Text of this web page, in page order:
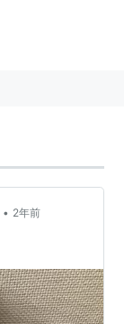
• 2年前